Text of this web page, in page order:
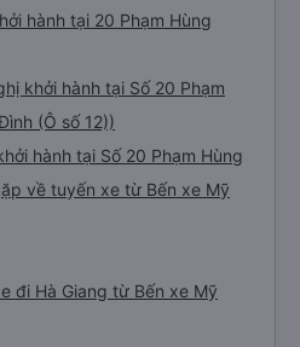
hành tại 20 Phạm Hùng
khởi hành tại Số 20 Phạm
(Ô số 12))
hành tại Số 20 Phạm Hùng
về tuyến xe từ Bến xe Mỹ
đi Hà Giang từ Bến xe Mỹ